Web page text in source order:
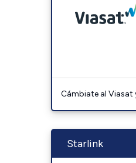
Cámbiate al
Starlink